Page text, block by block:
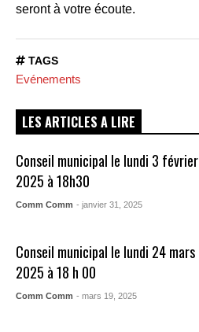
seront à votre écoute.
TAGS
Evénements
LES ARTICLES A LIRE
Conseil municipal le lundi 3 février
2025 à 18h30
Comm Comm - janvier 31, 2025
Conseil municipal le lundi 24 mars
2025 à 18 h 00
Comm Comm - mars 19, 2025